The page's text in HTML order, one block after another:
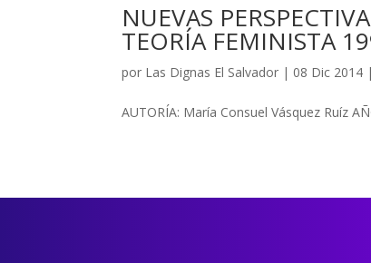
NUEVAS
TEORÍA FEMINISTA
por Las Dignas El Salvador | 08 Dic 2014 |
AUTORÍA: María Consuel Vásquez Ruíz